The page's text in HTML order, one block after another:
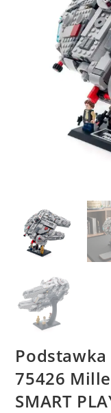
Podstawka
75426
SMART